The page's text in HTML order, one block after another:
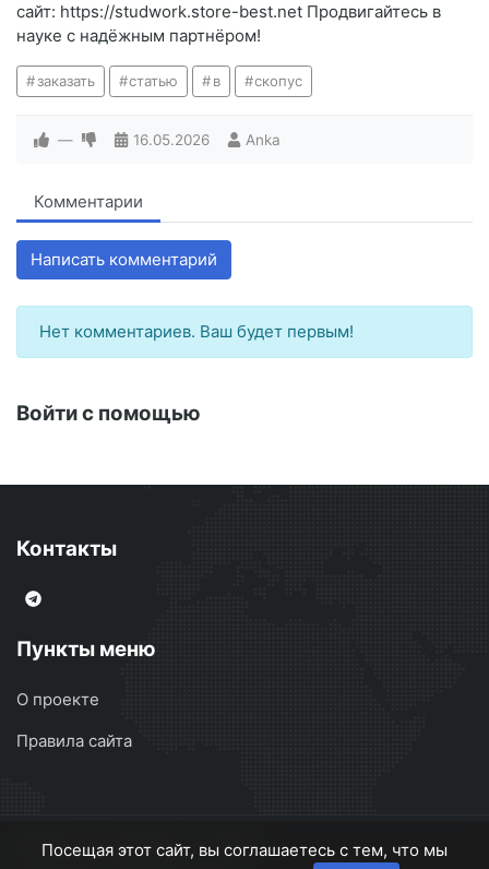
сайт: https://studwork.store-best.net Продвигайтесь в
науке с надёжным партнёром!
заказать статью в скопус
— 16.05.2026 Anka
Комментарии
Написать комментарий
Нет комментариев. Ваш будет первым!
Войти с помощью
Контакты
Пункты меню
О проекте
Правила сайта
Сварочные аппараты © 2026
Посещая этот сайт, вы соглашаетесь с тем, что мы